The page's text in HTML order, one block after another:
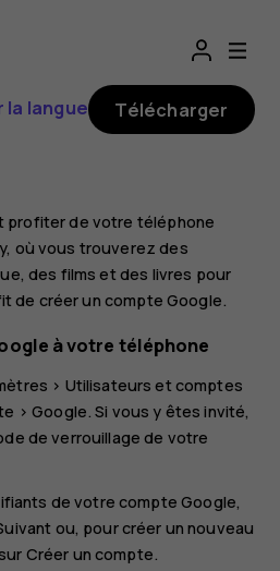
la langue Télécharger
profiter de votre téléphone
où vous trouverez des
des films et des livres pour
de créer un compte Google.
à votre téléphone
> Utilisateurs et comptes
>Google. Si vous y êtes invité,
de verrouillage de votre
de votre compte Google,
ou, pour créer un nouveau
Créer un compte.